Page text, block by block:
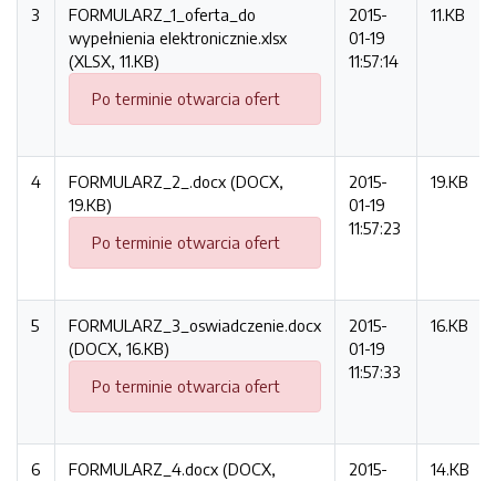
3
FORMULARZ_1_oferta_do
wypełnienia elektronicznie.xlsx
(XLSX, 11.KB)
Po terminie otwarcia ofert
2015-
01-19
11:57:14
11.KB
4
FORMULARZ_2_.docx (DOCX,
19.KB)
Po terminie otwarcia ofert
2015-
01-19
11:57:23
19.KB
5
FORMULARZ_3_oswiadczenie.docx
(DOCX, 16.KB)
Po terminie otwarcia ofert
2015-
01-19
11:57:33
16.KB
6
FORMULARZ_4.docx (DOCX,
2015-
14.KB